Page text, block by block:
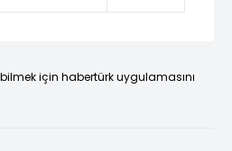
için habertürk uygulamasını